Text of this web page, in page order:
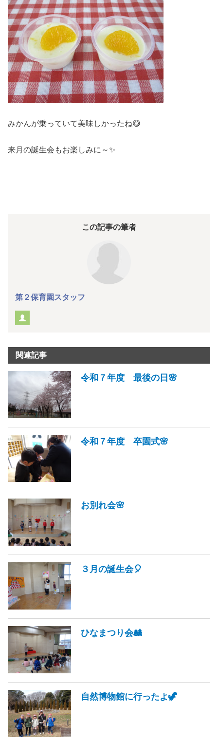
みかんが乗っていて美味しかったね😋
来月の誕生会もお楽しみに～✨
この記事の筆者
第２保育園スタッフ
関連記事
令和７年度 最後の日🌸
令和７年度 卒園式🌸
お別れ会🌸
３月の誕生会🎈
ひなまつり会🎎
自然博物館に行ったよ🦖